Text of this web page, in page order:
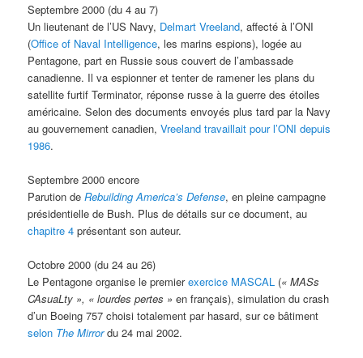
Septembre 2000 (du 4 au 7)
Un lieutenant de l’US Navy, Delmart Vreeland, affecté à l’ONI
(Office of Naval Intelligence, les marins espions), logée au
Pentagone, part en Russie sous couvert de l’ambassade
canadienne. Il va espionner et tenter de ramener les plans du
satellite furtif Terminator, réponse russe à la guerre des étoiles
américaine. Selon des documents envoyés plus tard par la Navy
au gouvernement canadien,Vreeland travaillait pour l’ONI depuis
1986.
Septembre 2000 encore
Parution deRebuilding America’s Defense, en pleine campagne
présidentielle de Bush. Plus de détails sur ce document, au
chapitre 4 présentant son auteur.
Octobre 2000 (du 24 au 26)
Le Pentagone organise le premierexercice MASCAL («MASs
CAsuaLty », « lourdes pertes » en français), simulation du crash
d’un Boeing 757 choisi totalement par hasard, sur ce bâtiment
selon The Mirrordu 24 mai 2002.